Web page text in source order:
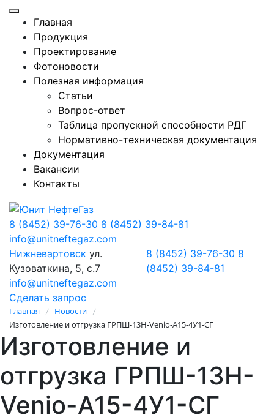
Главная
Продукция
Проектирование
Фотоновости
Полезная информация
Статьи
Вопрос-ответ
Таблица пропускной способности РДГ
Нормативно-техническая документация
Документация
Вакансии
Контакты
8 (8452) 39-76-30 8 (8452) 39-84-81
info@unitneftegaz.com
Нижневартовск ул.
Кузоваткина, 5, с.7
info@unitneftegaz.com
8 (8452) 39-76-30 8
(8452) 39-84-81
Сделать запрос
Главная / Новости /
Изготовление и отгрузка ГРПШ-13Н-Venio-A15-4У1-СГ
Изготовление и
отгрузка ГРПШ-13Н-
Venio-A15-4У1-СГ